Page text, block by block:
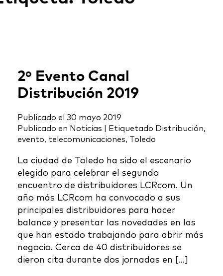
2º Evento Canal
Distribución 2019
Publicado el 30 mayo 2019
Publicado en Noticias Etiquetado Distribución,
evento, telecomunicaciones, Toledo
La ciudad de Toledo ha sido el escenario
elegido para celebrar el segundo
encuentro de distribuidores LCRcom. Un
año más LCRcom ha convocado a sus
principales distribuidores para hacer
balance y presentar las novedades en las
que han estado trabajando para abrir más
negocio. Cerca de 40 distribuidores se
dieron cita durante dos jornadas en […]